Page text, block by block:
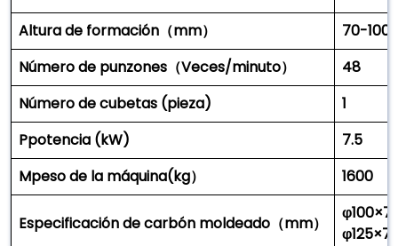
Altura de formación（mm）
70-100
Número de punzones（Veces/minuto）
48
Número de cubetas (pieza)
1
Ppotencia (kW)
7.5
Mpeso de la máquina(kg） 1600
Especificación de carbón moldeado（mm）